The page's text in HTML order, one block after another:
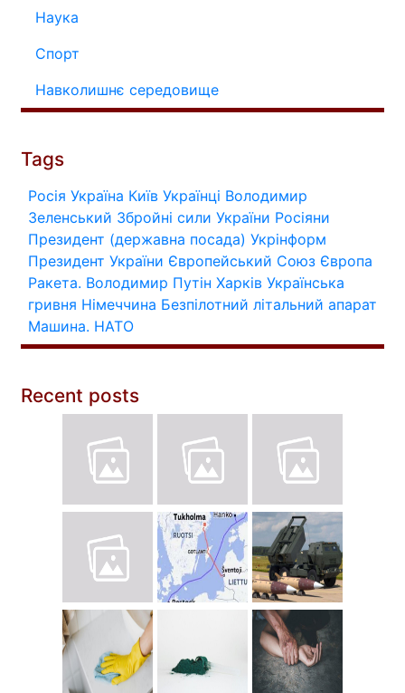
Наука
Спорт
Навколишнє середовище
Tags
Росія Україна Київ Українці Володимир
Зеленський Збройні сили України Росіяни
Президент (державна посада) Укрінформ
Президент України Європейський Союз Європа
Ракета. Володимир Путін Харків Українська
гривня Німеччина Безпілотний літальний апарат
Машина. НАТО
Recent posts